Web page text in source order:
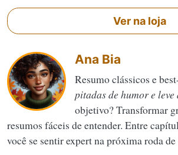
Ver na loja
Ana Bia
Resumo clássicos e
pitadas de humor e leve
objetivo? Transformar
resumos fáceis de entender. Entre
você se sentir expert na próxima roda